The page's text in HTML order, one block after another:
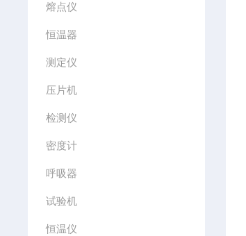
熔点仪
恒温器
测定仪
压片机
检测仪
密度计
呼吸器
试验机
恒温仪